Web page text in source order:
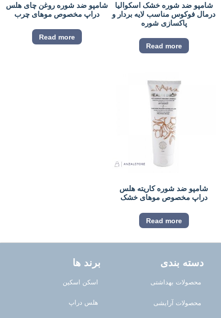
شامپو ضد شوره خشک اسکوالیا
درمال فوکوس مناسب لایه بردار و
پاکسازی شوره
Read more
شامپو ضد شوره روغن چای هلس
دراپ مخصوص موهای چرب
Read more
شامپو ضد شوره کاریته هلس
دراپ مخصوص موهای خشک
Read more
دسته بندی
محصولات بهداشتی
محصولات آرایشی
برند ها
اسکن اسکین
هلس دراپ